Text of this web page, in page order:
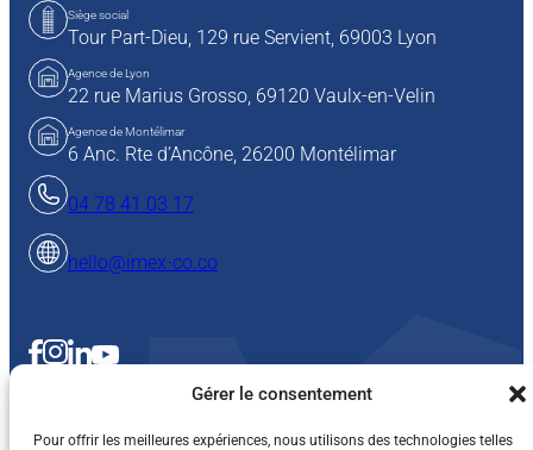
Gérer le consentement
Pour offrir les meilleures expériences, nous utilisons des technologies telles
Siège social
Tour Part-Dieu, 129 rue Servient, 69003 Lyon
Agence de Lyon
22 rue Marius Grosso, 69120 Vaulx-en-Velin
Agence de Montélimar
6 Anc. Rte d’Ancône, 26200 Montélimar
04 78 41 03 17
hello@imex-co.co